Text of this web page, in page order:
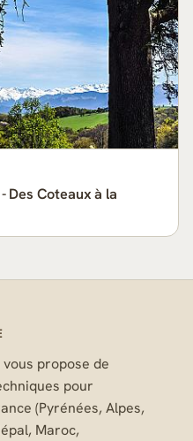
Des Coteaux à la
propose de
pour
(Pyrénées, Alpes,
Maroc,